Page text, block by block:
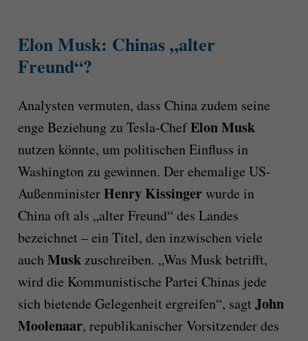
Elon Musk: Chinas „alter
Freund“?
Analysten vermuten, dass China zudem seine
enge Beziehung zu Tesla-ChefElon Musk
nutzen könnte, um politischen Einfluss in
Washington zu gewinnen. Der ehemalige US-
AußenministerHenry Kissingerwurde in
China oft als „alter Freund“ des Landes
bezeichnet – ein Titel, den inzwischen viele
auchMuskzuschreiben. „Was Musk betrifft,
wird die Kommunistische Partei Chinas jede
sich bietende Gelegenheit ergreifen“, sagt John
Moolenaar, republikanischer Vorsitzender des